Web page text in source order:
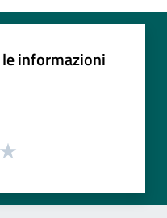
informazioni